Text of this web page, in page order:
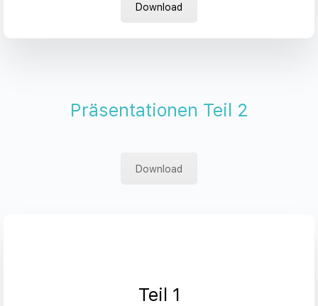
Download
Präsentationen Teil 2
Download
Teil 1